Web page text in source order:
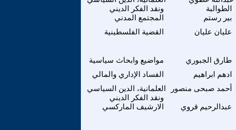
ونقد الفكر الديني
الطوالبة
المجتمع المدني بير رستم
القضية الفلسطينية
عليان عليان
مواضيع وابحاث سياسية طارق الجبوري
الفساد الإداري والمالي
ادهم ابراهيم
العلمانية، الدين السياسي
ونقد الفكر الديني
أحمد صبحى منصور
الارشيف الماركسي عبدالرحيم قروي